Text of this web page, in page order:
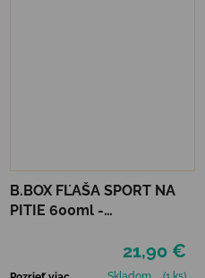
B.BOX FĽAŠA SPORT NA
PITIE 600ml -
21,90 €